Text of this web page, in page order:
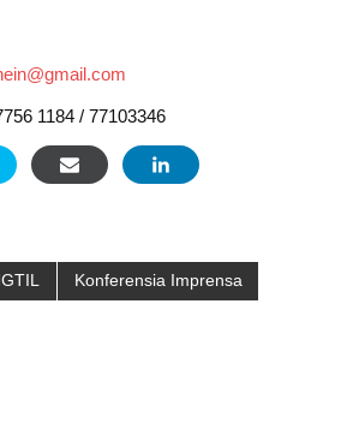
1184 / 77103346
Konferensia Imprensa